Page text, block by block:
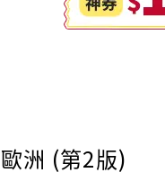
洲 (第2版)